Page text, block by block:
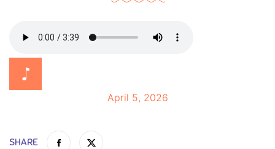
April 5, 2026
SHARE